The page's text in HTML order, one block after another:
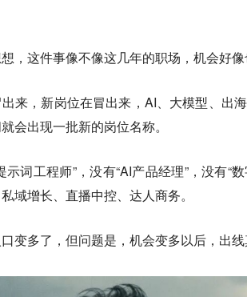
，这件事像不像这几年的职场，机会好像
来，新岗位在冒出来，AI、大模型、出
会出现一批新的岗位名称。
示词工程师”，没有“AI产品经理”，没有“
域增长、直播中控、达人商务。
变多了，但问题是，机会变多以后，出线